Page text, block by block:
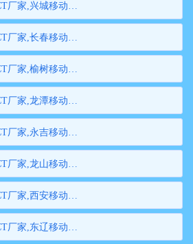
兴城CT方舱,兴城方舱CT厂家,兴城移动方舱CT,兴城医用CT方舱,兴城方舱式CT,兴城方舱CT
长春CT方舱,长春方舱CT厂家,长春移动方舱CT,长春医用CT方舱,长春方舱式CT,长春方舱CT
榆树CT方舱,榆树方舱CT厂家,榆树移动方舱CT,榆树医用CT方舱,榆树方舱式CT,榆树方舱CT
龙潭CT方舱,龙潭方舱CT厂家,龙潭移动方舱CT,龙潭医用CT方舱,龙潭方舱式CT,龙潭方舱CT
永吉CT方舱,永吉方舱CT厂家,永吉移动方舱CT,永吉医用CT方舱,永吉方舱式CT,永吉方舱CT
龙山CT方舱,龙山方舱CT厂家,龙山移动方舱CT,龙山医用CT方舱,龙山方舱式CT,龙山方舱CT
西安CT方舱,西安方舱CT厂家,西安移动方舱CT,西安医用CT方舱,西安方舱式CT,西安方舱CT
东辽CT方舱,东辽方舱CT厂家,东辽移动方舱CT,东辽医用CT方舱,东辽方舱式CT,东辽方舱CT